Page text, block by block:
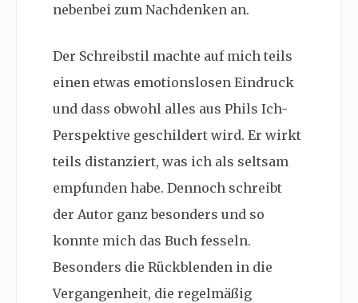
nebenbei zum Nachdenken an.
Der Schreibstil machte auf mich teils
einen etwas emotionslosen Eindruck
und dass obwohl alles aus Phils Ich-
Perspektive geschildert wird. Er wirkt
teils distanziert, was ich als seltsam
empfunden habe. Dennoch schreibt
der Autor ganz besonders und so
konnte mich das Buch fesseln.
Besonders die Rückblenden in die
Vergangenheit, die regelmäßig